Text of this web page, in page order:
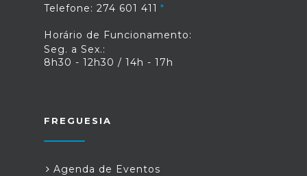
Telefone: 274 601 411
Horário de Funcionamento:
Seg. a Sex.:
8h30 - 12h30 / 14h - 17h
FREGUESIA
Agenda de Eventos